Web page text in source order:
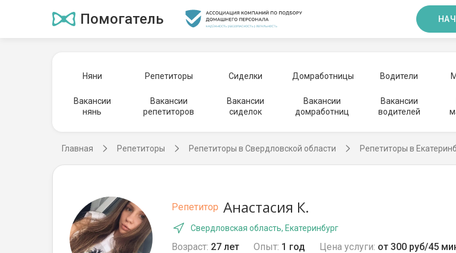
Помогатель
Няни Репетиторы Сиделки Домработницы Водители
Вакансии
нянь
Вакансии
репетиторов
Вакансии
сиделок
Вакансии
домработниц
Вакансии
водителей
Главная Репетиторы Репетиторы в Свердловской области Репетиторы в
Репетитор Анастасия К.
Свердловская область, Екатеринбург
Возраст: 27 лет Опыт: 1 год Цена услуги: от 300 руб/45